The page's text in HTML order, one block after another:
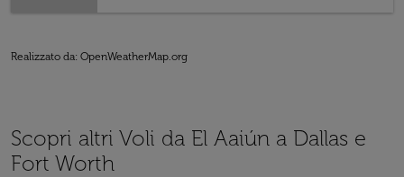
Realizzato da: OpenWeatherMap.org
Scopri altri Voli da El Aaiún a Dallas e
Fort Worth